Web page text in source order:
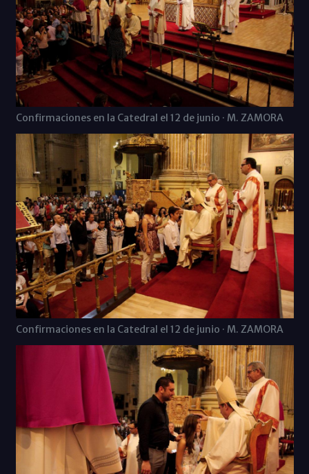
Confirmaciones en la Catedral el 12 de junio · M. ZAMORA
Confirmaciones en la Catedral el 12 de junio · M. ZAMORA